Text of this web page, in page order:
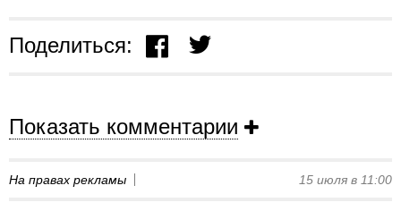
Поделиться:
Показать комментарии
На правах рекламы 15 июля в 11:00